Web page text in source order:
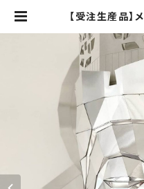
【受注生産品
大日如来像
USEUM